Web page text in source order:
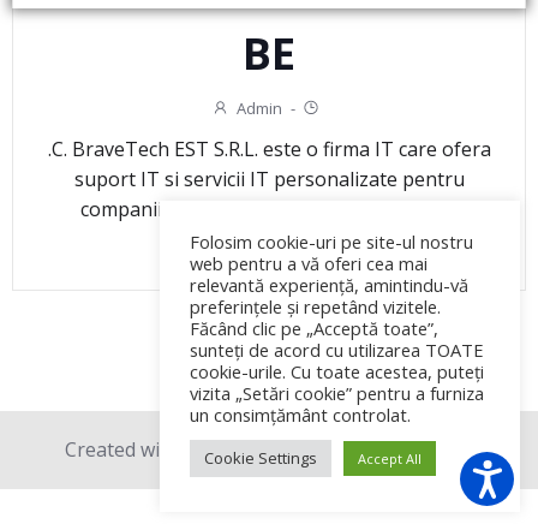
BE
Admin -
.C. BraveTech EST S.R.L. este o firma IT care ofera
suport IT si servicii IT personalizate pentru
companii din domenii diferite de activitate.
READ MORE
Created with love © 2026 BraveTech EST SRL.
Folosim cookie-uri pe site-ul nostru
web pentru a vă oferi cea mai
relevantă experiență, amintindu-vă
preferințele și repetând vizitele.
Făcând clic pe „Acceptă toate”,
sunteți de acord cu utilizarea TOATE
cookie-urile. Cu toate acestea, puteți
vizita „Setări cookie” pentru a furniza
un consimțământ controlat.
Cookie Settings Accept All